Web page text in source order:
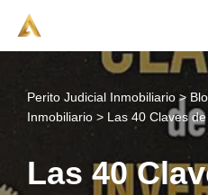
Saltar
contenido
Perito Judicial Inmobiliario >
Inmobiliario > Las 40 Claves
Las 40